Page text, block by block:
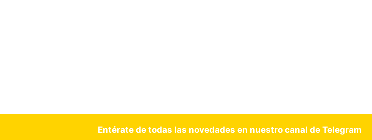
Entérate de todas las novedades en nuestro canal de Telegram